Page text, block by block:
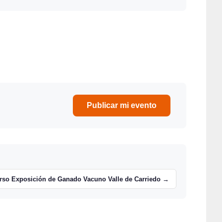
Publicar mi evento
Exposición de Ganado Vacuno Valle de Carriedo →